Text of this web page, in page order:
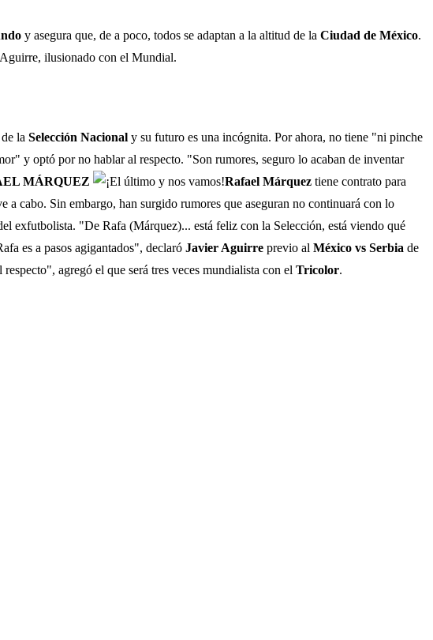
y asegura que, de a poco, todos se adaptan a la altitud de la Ciudad de México.
ilusionado con el Mundial.
la Selección Nacional y su futuro es una incógnita. Por ahora, no tiene "ni pinche
y optó por no hablar al respecto. "Son rumores, seguro lo acaban de inventar
MÁRQUEZ Rafael Márquez tiene contrato para
a cabo. Sin embargo, han surgido rumores que aseguran no continuará con lo
exfutbolista. "De Rafa (Márquez)... está feliz con la Selección, está viendo qué
es a pasos agigantados", declaró Javier Aguirre previo al México vs Serbia de
agregó el que será tres veces mundialista con el Tricolor.